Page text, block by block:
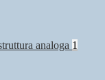
analoga 1